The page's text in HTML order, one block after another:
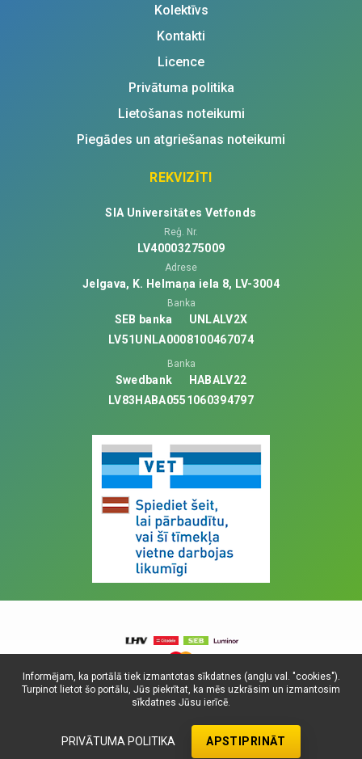
Informējam, ka portālā tiek izmantotas sīkdatnes (angļu val. "cookies").
Turpinot lietot šo portālu, Jūs piekrītat, ka mēs uzkrāsim un izmantosim
sīkdatnes Jūsu ierīcē.
PRIVĀTUMA POLITIKA APSTIPRINĀT
Kolektīvs
Kontakti
Licence
Privātuma politika
Lietošanas noteikumi
Piegādes un atgriešanas noteikumi
REKVIZĪTI
SIA Universitātes Vetfonds
Reģ. Nr.
LV40003275009
Adrese
Jelgava, K. Helmaņa iela 8, LV-3004
Banka
SEB banka
UNLALV2X
LV51UNLA0008100467074
Banka
Swedbank
HABALV22
LV83HABA0551060394797
© Visas tiesības aizsargātas, 2025. SIA
Universitātes Vetfonds